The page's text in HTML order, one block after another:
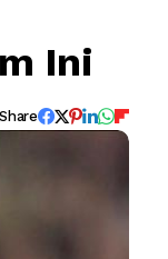
Ini
Share